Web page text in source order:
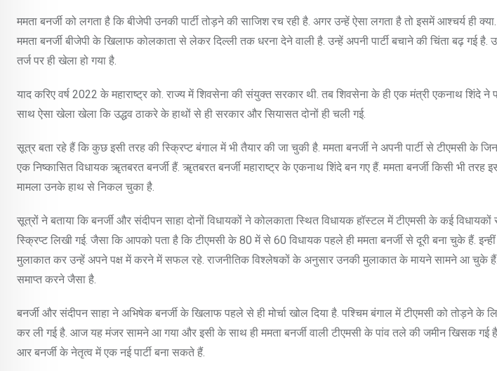
ममता बनर्जी को लगता है कि बीजेपी उनकी पार्टी तोड़ने की साजिश रच रही है. अगर उन्हें ऐसा लगता है तो इसमें आश्चर्य ही
ममता बनर्जी बीजेपी के खिलाफ कोलकाता से लेकर दिल्ली तक धरना देने वाली है. उन्हें अपनी पार्टी बचाने की चिंता बढ़ गई है.
तर्ज पर ही खेला हो गया है.
याद करिए वर्ष 2022 के महाराष्ट्र को. राज्य में शिवसेना की संयुक्त सरकार थी. तब शिवसेना के ही एक मंत्री एकनाथ शिंदे ने
साथ ऐसा खेला खेला कि उद्धव ठाकरे के हाथों से ही सरकार और सियासत दोनों ही चली गई.
सूत्र बता रहे हैं कि कुछ इसी तरह की स्क्रिप्ट बंगाल में भी तैयार की जा चुकी है. ममता बनर्जी ने अपनी पार्टी से टीएमसी के
एक निष्कासित विधायक ॠतबरत बनर्जी हैं. ॠतबरत बनर्जी महाराष्ट्र के एकनाथ शिंदे बन गए हैं. ममता बनर्जी किसी भी तरह
मामला उनके हाथ से निकल चुका है.
सूत्रों ने बताया कि बनर्जी और संदीपन साहा दोनों विधायकों ने कोलकाता स्थित विधायक हॉस्टल में टीएमसी के कई
स्क्रिप्ट लिखी गई. जैसा कि आपको पता है कि टीएमसी के 80 में से 60 विधायक पहले ही ममता बनर्जी से दूरी बना चुके हैं. इन्हीं
मुलाकात कर उन्हें अपने पक्ष में करने में सफल रहे. राजनीतिक विश्लेषकों के अनुसार उनकी मुलाकात के मायने सामने आ चुके हैं.
समाप्त करने जैसा है.
बनर्जी और संदीपन साहा ने अभिषेक बनर्जी के खिलाफ पहले से ही मोर्चा खोल दिया है. पश्चिम बंगाल में टीएमसी को तोड़ने के
कर ली गई है. आज यह मंजर सामने आ गया और इसी के साथ ही ममता बनर्जी वाली टीएमसी के पांव तले की जमीन खिसक गई है.
आर बनर्जी के नेतृत्व में एक नई पार्टी बना सकते हैं.